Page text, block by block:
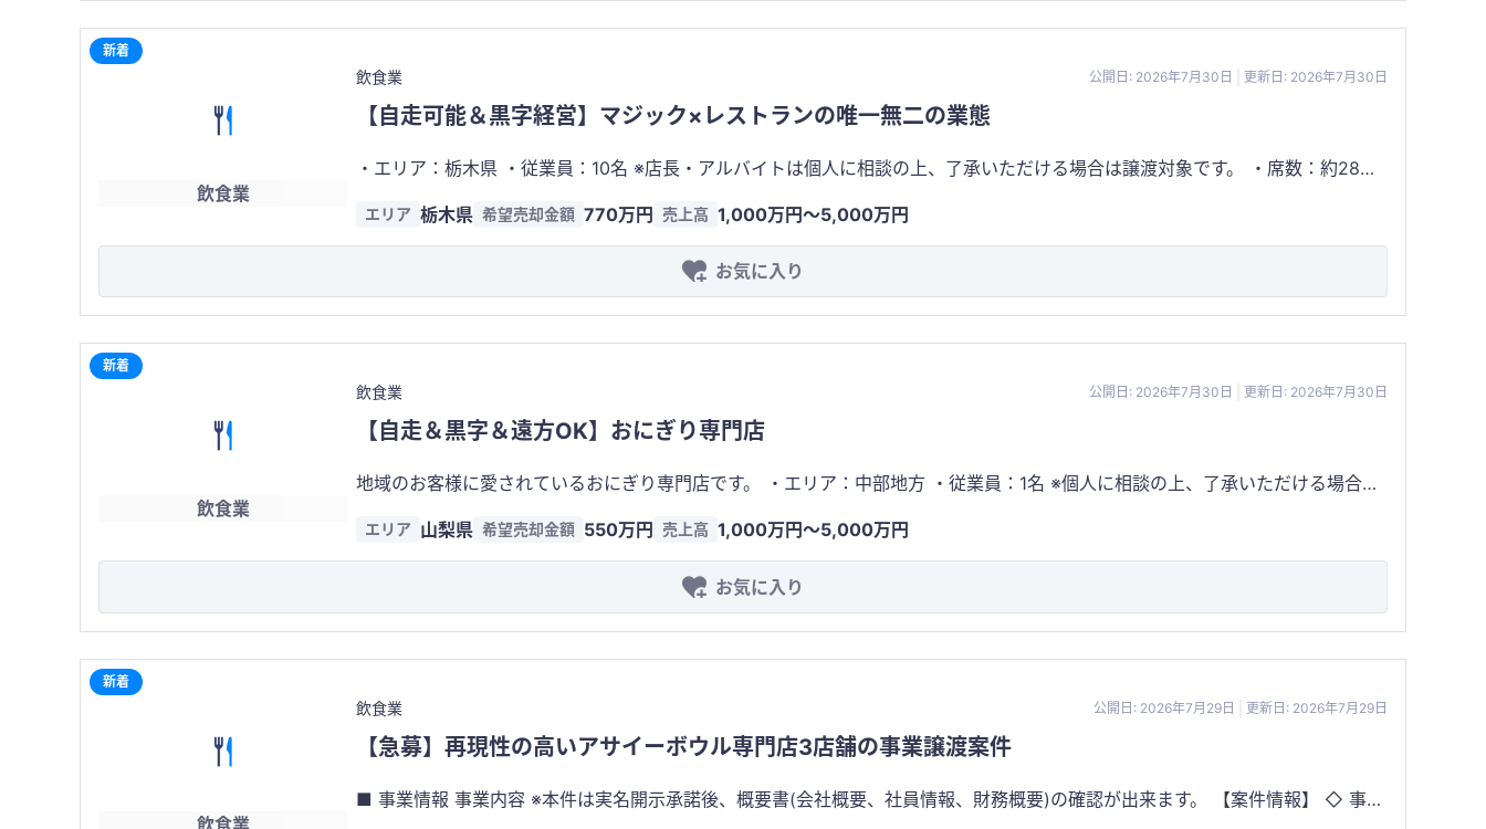
知されたブランドと既存顧客基盤を引き継ぐことで、ゼロから店舗を立ち上げる場合に必要となる広告宣伝費や認知獲得コストを
アウト業態であることから、デリバリー、企業・団体向け注文、イベント出店など、新たな販路を追加しやすい点も魅力です。既
です。 「安定した需要」「効率的な運営」「高いリピート率」の3つを兼ね備えた、収益性と成長性のバランスに優れた事業であ
や地域の方々が活躍できる職場環境を大切にし、小さなお子様連れのご家族からご年配のお客様まで、誰もが気軽に立ち寄れる居
心地の良い空間づくりを実現しています。単なる飲食店ではなく、「地域に必要とされる存在」として愛され続けている点が大き
制も予定しております。そのため、飲食業経験者はもちろん、新たに飲食事業へ参入される方にも安心してスタートしていただけ
業施設への展開など、事業拡大の可能性も十分に秘めています。小規模ながら再現性が高く、多店舗展開やフランチャイズ化など
も視野に入れられるポテンシャルを持つブランドです。 守秘義務のため、店舗名や所在地、財務情報などの詳細は公開しておりま
せんが、秘密保持契約（NDA）締結後に売上・利益・譲渡条件などの詳細資料をご案内いたします。 「おにぎりを販売するお
店」ではなく、人と人をつなぎ、地域に笑顔を届けるブランド。 その想いと価値を受け継ぎ、さらに成長させていただける新たな
飲食業
新着
飲食業 公開日: 2026年7月30日 更新日: 2026年7月30日
【自走可能＆黒字経営】マジック×レストランの唯一無二の業態
・エリア：栃木県 ・従業員：10名 ※店長・アルバイトは個人に相談の上、了承いただける場合は譲渡対象です。 ・席数：約28席
費：約50万円 営業利益：約20万 ※オーナーは経営面のみ対応で、現場に出ておりません ※完全自走＆黒字経営のため、遠方の方
でも管理可能です ※完全にリモートでの運営が可能です 店舗や事業所の特定を防ぐために、これ以上の詳細な情報は、実名開示後
ジックを融合させた、国内でも希少な体験型エンターテインメントレストランです。料理を提供するだけではなく、お客様に「驚
そのため、誕生日・記念日・家族のお祝い・デート・観光など、特別な日の利用が多く、価格競争に巻き込まれにくい独自のポジ
ションを確立しています。 SNSとの親和性も非常に高く、お客様自身が写真や動画を投稿したくなる体験を提供できるため、口コ
ミや紹介による自然な集客が期待できます。広告費だけに依存しない集客力は、本事業の大きな資産の一つです。 さらに、本案件
業、観光需要の取り込みなど、売上拡大につながる施策を柔軟に展開できるポテンシャルがあります。 営業に必要な設備や店舗運
ムーズな事業承継を実現できる体制を整えています。 本案件は、飲食業への参入を検討されている企業様だけでなく、レジャー・
観光・エンターテインメント分野への事業拡大を目指す企業様にとっても魅力的な投資機会となります。 守秘義務のため、店舗
名・所在地・詳細な財務情報等は公開しておりません。秘密保持契約（NDA）締結後に、売上・利益・営業状況・譲渡条件などの
詳細資料をご案内いたします。 「食事をする場所」ではなく、「何度でも訪れたくなる感動体験を提供する場所」。 この唯一無
エリア 栃木県 希望売却金額 770万円 売上高 1,000万円〜5,000万円
お気に入り
飲食業
新着
飲食業 公開日: 2026年7月30日 更新日: 2026年7月30日
【自走＆黒字＆遠方OK】おにぎり専門店
地域のお客様に愛されているおにぎり専門店です。 ・エリア：中部地方 ・従業員：1名 ※個人に相談の上、了承いただける場合は
れ：約55万 人件費：約40万 その他家賃等経費：約25万円 営業利益：約50万 ※オーナーは経営面のみ対応で、現場に出ておりま
せん ※完全自走＆安定黒字経営のため、遠方の方でも管理可能です ※完全にリモートでの運営が可能です 店舗や事業所の特定を防
ぐために、これ以上の詳細な情報は、実名開示後にお伝えいたします。 おにぎりのサイズや硬さを自由に調整できる、おにぎりマ
シーンを完備。 時間が経っても美味しさが続く独自の炊飯技術。 ミネラルバランスにこだわったオリジナル塩。 定期納品先や大
の仕込みから運営まで丁寧にサポートいたしますので、ご安心ください。
エリア 山梨県 希望売却金額 550万円 売上高 1,000万円〜5,000万円
お気に入り
飲食業
新着
飲食業 公開日: 2026年7月29日 更新日: 2026年7月29日
【急募】再現性の高いアサイーボウル専門店3店舗の事業譲渡案件
■ 事業情報 事業内容 ※本件は実名開示承諾後、概要書(会社概要、社員情報、財務概要)の確認が出来ます。 【案件情報】 ◇ 事業